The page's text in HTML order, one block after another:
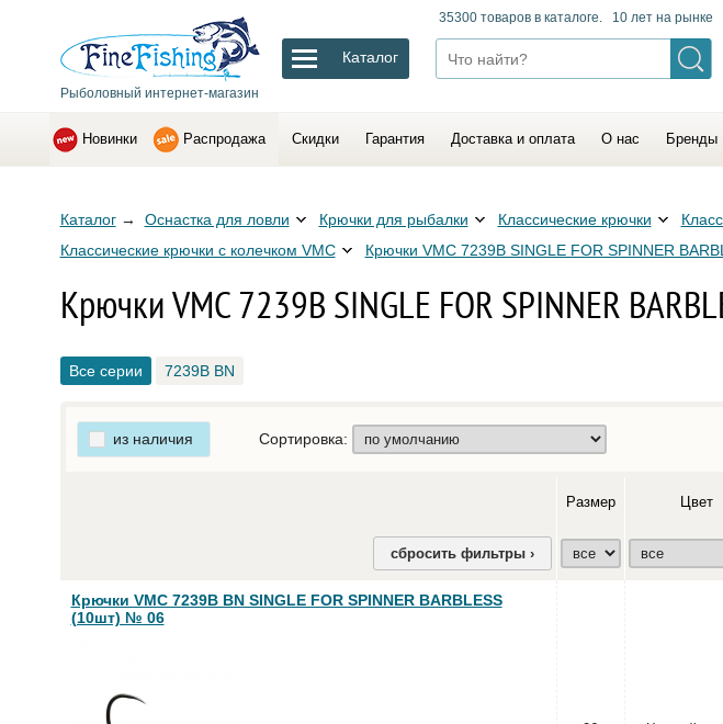
Рыболовный интернет-магазин
Каталог
35300 товаров в каталоге. 10 лет на рынке
Новинки Распродажа Скидки Гарантия Доставка и оплата О нас Бренды
Каталог→ Оснастка для ловли Крючки для рыбалки Классические крючки
Классические крючки с колечком VMC
Крючки VMC 7239B SINGLE FOR SPINNER
Крючки VMC 7239B SINGLE FOR SPINNER
Все серии 7239B BN
из наличия Сортировка:
Размер Цвет
сбросить фильтры ›
Крючки VMC 7239B BN SINGLE FOR SPINNER BARBLESS
(10шт) № 06